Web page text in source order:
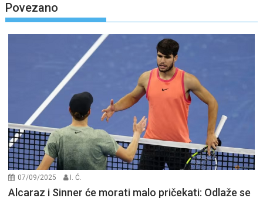
Povezano
07/09/2025 I. Ć.
Alcaraz i Sinner će morati malo pričekati: Odlaže se